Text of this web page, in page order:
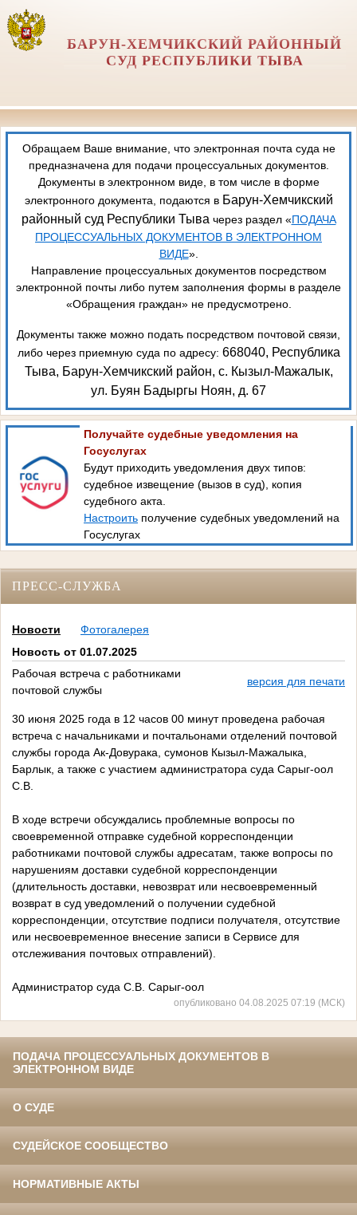
БАРУН-ХЕМЧИКСКИЙ РАЙОННЫЙ
СУД РЕСПУБЛИКИ ТЫВА
Обращаем Ваше внимание, что электронная почта суда не
предназначена для подачи процессуальных документов.
Документы в электронном виде, в том числе в форме
электронного документа, подаются в Барун-Хемчикский
районный суд Республики Тывачерез раздел «ПОДАЧА
ПРОЦЕССУАЛЬНЫХ ДОКУМЕНТОВ В ЭЛЕКТРОННОМ
ВИДЕ».
Направление процессуальных документов посредством
электронной почты либо путем заполнения формы в разделе
«Обращения граждан» не предусмотрено.
Документы также можно подать посредством почтовой связи,
либо через приемную суда по адресу: 668040, Республика
Тыва, Барун-Хемчикский район, с. Кызыл-Мажалык,
ул. Буян Бадыргы Ноян, д. 67
Получайте судебные уведомления на
Госуслугах
Будут приходить уведомления двух типов:
судебное извещение (вызов в суд), копия
судебного акта.
Настроить получение судебных уведомлений на
Госуслугах
ПРЕСС-СЛУЖБА
Новости
Фотогалерея
Новость от 01.07.2025
Рабочая встреча с работниками
почтовой службы
версия для печати
30 июня 2025 года в 12 часов 00 минут проведена рабочая
встреча с начальниками и почтальонами отделений почтовой
службы города Ак-Довурака, сумонов Кызыл-Мажалыка,
Барлык, а также с участием администратора суда Сарыг-оол
С.В.
В ходе встречи обсуждались проблемные вопросы по
своевременной отправке судебной корреспонденции
работниками почтовой службы адресатам, также вопросы по
нарушениям доставки судебной корреспонденции
(длительность доставки, невозврат или несвоевременный
возврат в суд уведомлений о получении судебной
корреспонденции, отсутствие подписи получателя, отсутствие
или несвоевременное внесение записи в Сервисе для
отслеживания почтовых отправлений).
Администратор суда С.В. Сарыг-оол
опубликовано 04.08.2025 07:19 (МСК)
ПОДАЧА ПРОЦЕССУАЛЬНЫХ ДОКУМЕНТОВ В
ЭЛЕКТРОННОМ ВИДЕ
О СУДЕ
СУДЕЙСКОЕ СООБЩЕСТВО
НОРМАТИВНЫЕ АКТЫ